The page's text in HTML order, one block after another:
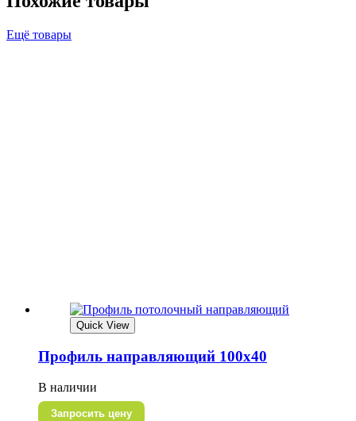
Ещё товары
Quick View
Профиль направляющий 100х40
В наличии
Запросить цену